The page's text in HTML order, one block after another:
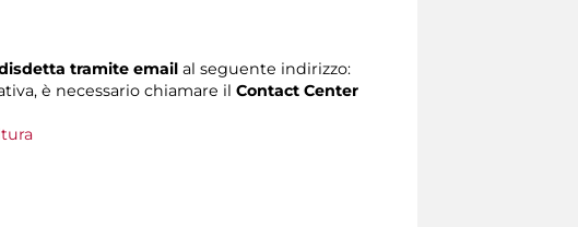
tramite email al seguente indirizzo:
è necessario chiamare il Contact Center